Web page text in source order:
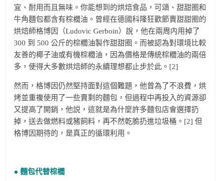
宜、耐用而且無味。你能想到的烘焙食品，可頌、甜甜圈和
牛角麵包都含有棕櫚油。曾經在德國科隆狂歡節賣甜甜圈的
烘焙師格博因（Ludovic Gerboin）說，他在兩周内用掉了
300 到 500 公斤的棕櫚油製作甜甜圈。而被認為對環境比較
友善的椰子油或有機棕櫚油，因為價格是傳統棕櫚油的兩倍
多，使得大多數烘焙師的永續理想都止步於此。[2]
然而，格博因仍然堅持面對這個難題，他曾為了不浪費，烘
烤並重複使用了一些賣剩的麵包，但過程中再投入的資源卻
又提高了開銷，他説，這就是為什麼許多麵包店會選擇扔
掉，送去做燃料或豬飼料，再不然乾脆扔進垃圾桶。[2] 但
格博因期待的，是真正的循環利用。
● 麵包代替棕櫚